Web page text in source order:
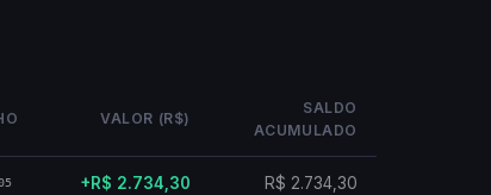
VALOR (R$)
SALDO
ACUMULADO
+R$ 2.734,30 R$ 2.734,30